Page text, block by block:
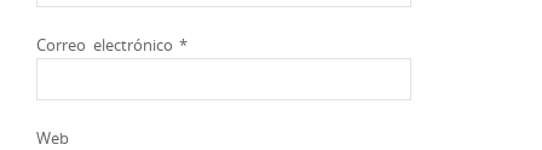
Correo electrónico*
Web